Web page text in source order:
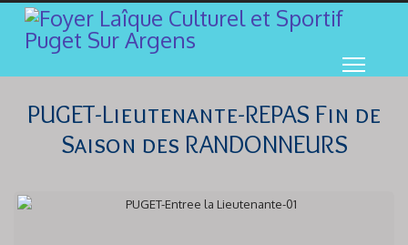
PUGET-Lieutenante-REPAS Fin de
Saison des RANDONNEURS